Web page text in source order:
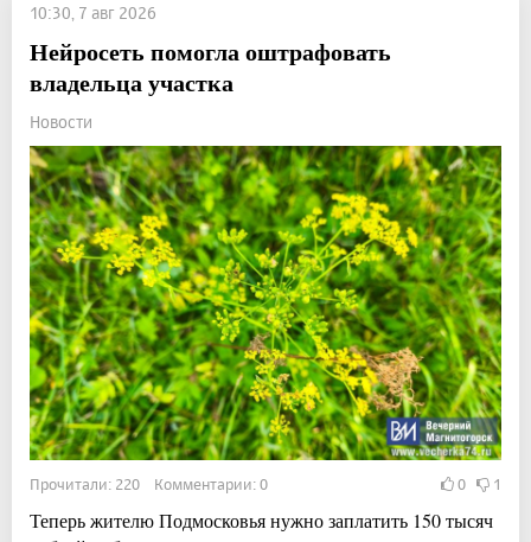
10:30, 7 авг 2026
Нейросеть помогла оштрафовать
владельца участка
Новости
Прочитали: 220 Комментарии: 0 0 1
Теперь жителю Подмосковья нужно заплатить 150 тысяч